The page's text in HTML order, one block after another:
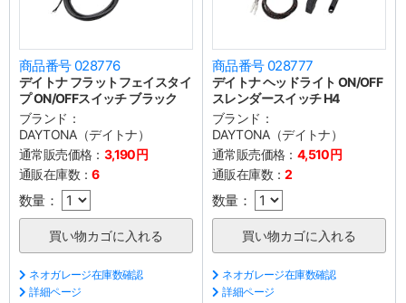
商品番号 028776
デイトナ フラットフェイスタイ
プ ON/OFFスイッチ ブラック
ブランド：
DAYTONA（デイトナ）
通常販売価格： 3,190円
通販在庫数：6
数量：
ネオガレージ在庫数確認
詳細ページ
商品番号 028777
デイトナ ヘッドライト ON/OFF
スレンダースイッチ H4
ブランド：
DAYTONA（デイトナ）
通常販売価格： 4,510円
通販在庫数：2
数量：
ネオガレージ在庫数確認
詳細ページ